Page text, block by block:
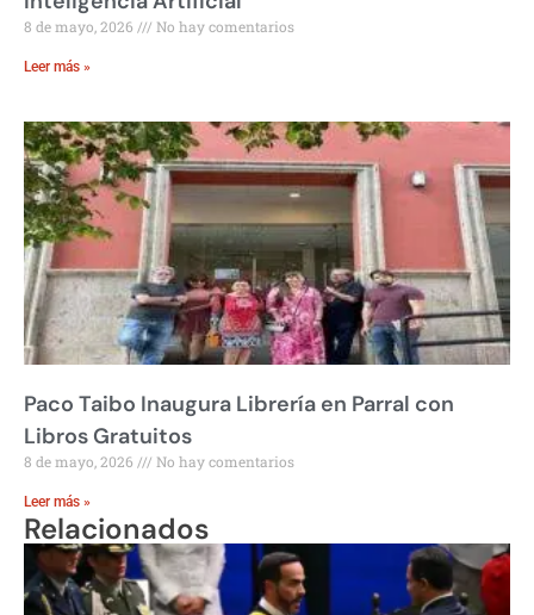
8 de mayo, 2026 No hay comentarios
Leer más »
Paco Taibo Inaugura Librería en Parral con
Libros Gratuitos
8 de mayo, 2026 No hay comentarios
Leer más »
Relacionados